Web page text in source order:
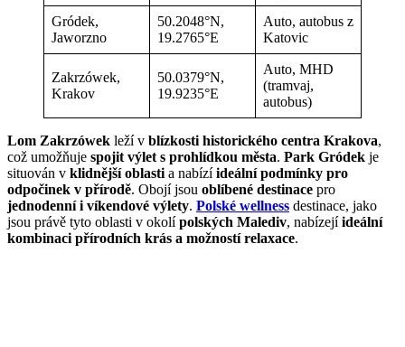
Gródek,
Jaworzno
50.2048°N,
19.2765°E
Auto, autobus z
Katovic
Zakrzówek,
Krakov
50.0379°N,
19.9235°E
Auto, MHD
(tramvaj,
autobus)
Lom Zakrzówek leží v blízkosti historického centra Krakova,
což umožňuje spojit výlet s prohlídkou města. Park Gródek je
situován v klidnější oblasti a nabízíideální podmínky pro
odpočinek v přírodě. Obojí jsou oblíbené destinace pro
jednodenní i víkendové výlety. Polské wellness destinace, jako
jsou právě tyto oblasti v okolípolských Malediv, nabízejíideální
kombinaci přírodních krás a možností relaxace.